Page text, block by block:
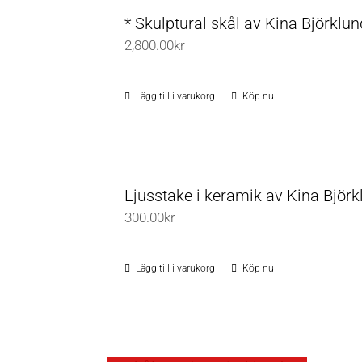
* Skulptural skål av Kina
2,800.00kr
Lägg till i varukorg Köp nu
Ljusstake i keramik av Kina
300.00kr
Lägg till i varukorg Köp nu